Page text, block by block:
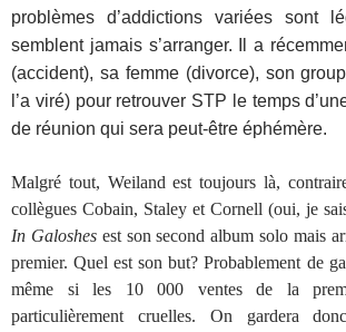
problèmes d’addictions variées sont
semblent jamais s’arranger. Il a
(accident), sa femme (divorce), son
l’a viré) pour retrouver STP le temps
de réunion qui sera peut-être éphémère.
Malgré tout, Weiland est toujours là,
collègues Cobain, Staley et Cornell (oui, je
In Galoshesest son second album solo mais
premier. Quel est son but? Probablement de
même si les 10 000 ventes de la
particulièrement cruelles. On gardera